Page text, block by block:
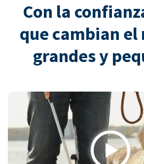
Con la
que cambian el
grandes y
Play